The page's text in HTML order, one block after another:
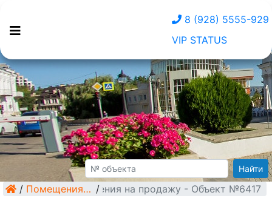
8 (928) 5555-929
VIP STATUS
Найти
/ Помещения свободного назначения /
свободного назначения на продажу - Объект №6417